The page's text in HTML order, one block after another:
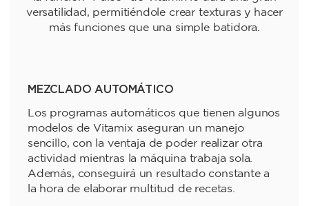
versatilidad, permitiéndole crear texturas y hacer
más funciones que una simple batidora.
MEZCLADO AUTOMÁTICO
Los programas automáticos que tienen algunos
modelos de Vitamix aseguran un manejo
sencillo, con la ventaja de poder realizar otra
actividad mientras la máquina trabaja sola.
Además, conseguirá un resultado constante a
la hora de elaborar multitud de recetas.